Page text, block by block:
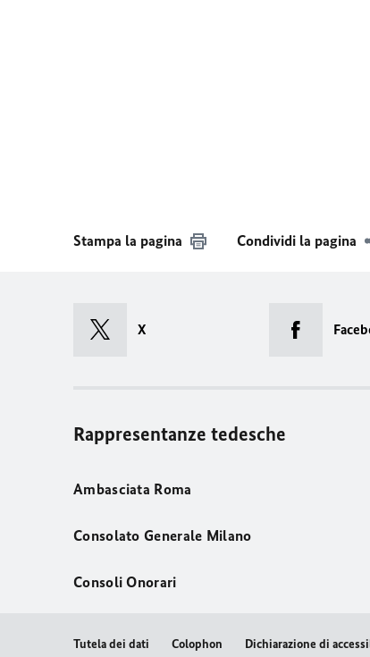
Stampa la pagina Condividi la pagina
X
Rappresentanze tedesche
Ambasciata Roma
Consolato Generale Milano
Consoli Onorari
Tutela dei dati Colophon Dichiarazione di